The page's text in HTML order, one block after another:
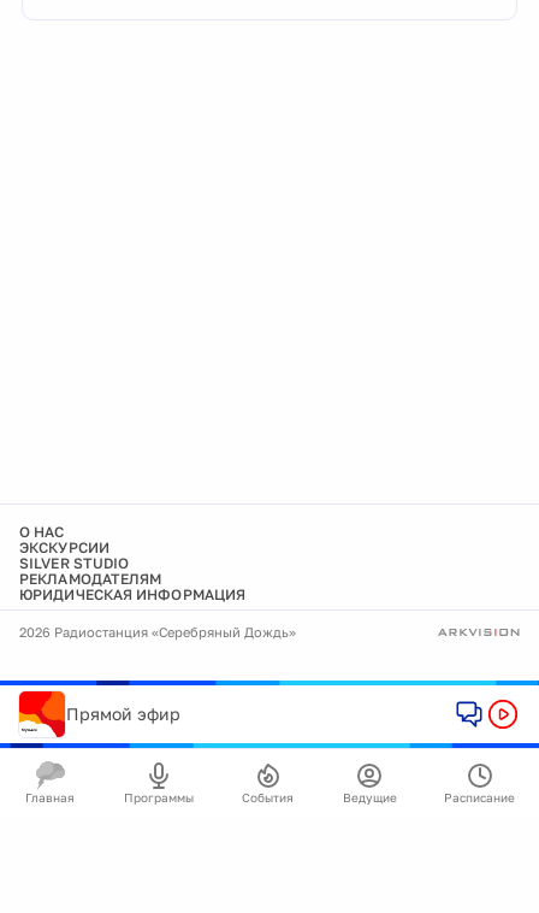
О НАС
ЭКСКУРСИИ
SILVER STUDIO
РЕКЛАМОДАТЕЛЯМ
ЮРИДИЧЕСКАЯ ИНФОРМАЦИЯ
2026 Радиостанция «Серебряный Дождь»
Прямой эфир
Главная Программы События Ведущие Расписание